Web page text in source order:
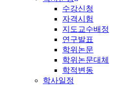
수강신청
자격시험
지도교수배정
연구발표
학위논문
학위논문대체
학적변동
학사일정